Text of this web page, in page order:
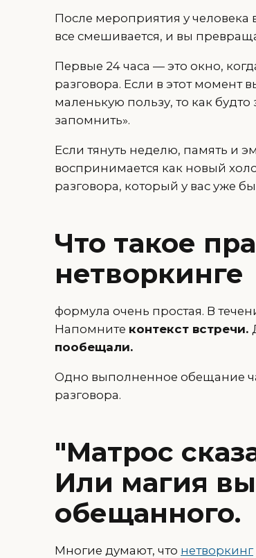
После мероприятия у человека
все смешивается, и вы
Первые 24 часа — это окно,
разговора. Если в этот момент
маленькую пользу, то как будто
запомнить».
Если тянуть неделю, память и
воспринимается как новый
разговора, который у вас уже
Что такое
нетворкинге
формула очень простая. В
Напомните контекст встречи.
пообещали.
Одно выполненное обещание
разговора.
"Матрос
Или магия
обещанного.
Многие думают, что нетворкинг